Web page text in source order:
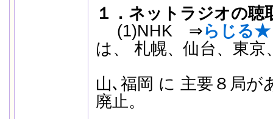
１．ネットラジオの聴
(1)NHK ⇒らじる★
は、 札幌、仙台、東京
山､福岡 に 主要８局が
廃止。